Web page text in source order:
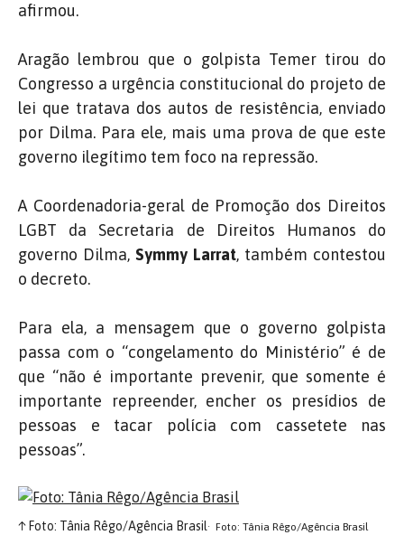
afirmou.
Aragão lembrou que o golpista Temer tirou do
Congresso a urgência constitucional do projeto de
lei que tratava dos autos de resistência, enviado
por Dilma. Para ele, mais uma prova de que este
governo ilegítimo tem foco na repressão.
A Coordenadoria-geral de Promoção dos Direitos
LGBT da Secretaria de Direitos Humanos do
governo Dilma, Symmy Larrat, também contestou
o decreto.
Para ela, a mensagem que o governo golpista
passa com o “congelamento do Ministério” é de
que “não é importante prevenir, que somente é
importante repreender, encher os presídios de
pessoas e tacar polícia com cassetete nas
pessoas”.
↑Foto: Tânia Rêgo/Agência Brasil Foto: Tânia Rêgo/Agência Brasil